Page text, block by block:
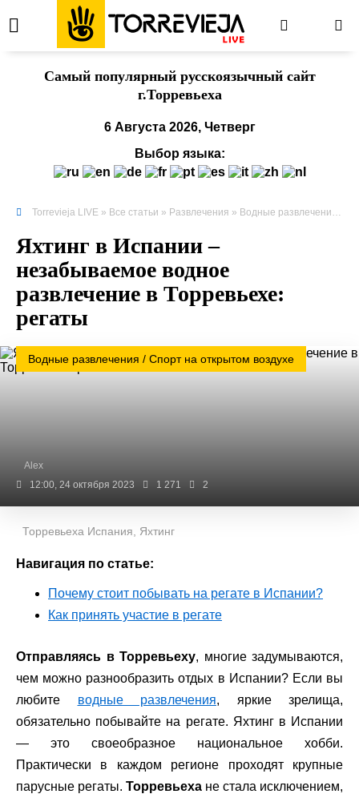
Cамый популярный русскоязычный сайт
г.Торревьеха
6 Августа 2026, Четверг
Выбор языка:
Torrevieja LIVE » Все статьи » Развлечения » Водные развлечения »
Яхтинг в Испании –
незабываемое водное
развлечение в Торревьехе:
регаты
Водные развлечения / Спорт на открытом воздухе
Alex
12:00, 24 октября 2023
1 271 2
Торревьеха Испания, Яхтинг
Навигация по статье:
Почему стоит побывать на регате в Испании?
Как принять участие в регате
Отправляясь в Торревьеху, многие задумываются,
чем можно разнообразить отдых в Испании? Если вы
любите водные развлечения, яркие зрелища,
обязательно побывайте на регате. Яхтинг в Испании
— это своеобразное национальное хобби.
Практически в каждом регионе проходят крупные
парусные регаты. Торревьеха не стала исключением,